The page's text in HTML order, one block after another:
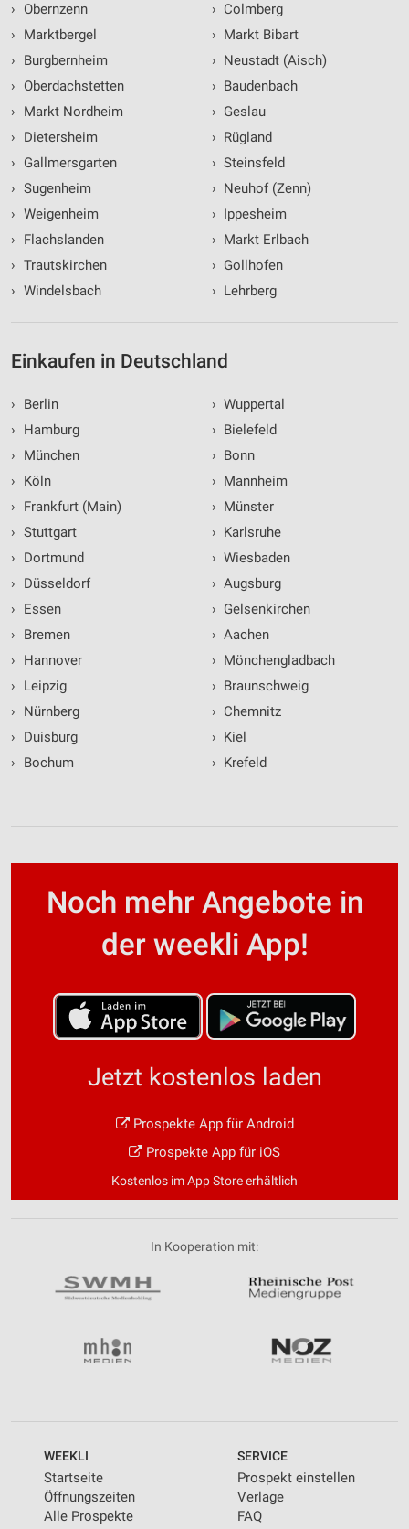
›
Obernzenn
›
Marktbergel
›
Burgbernheim
›
Oberdachstetten
›
Markt Nordheim
›
Dietersheim
›
Gallmersgarten
› Sugenheim
› Weigenheim
›
Flachslanden
› Trautskirchen
› Windelsbach
› Colmberg
› Markt Bibart
› Neustadt (Aisch)
› Baudenbach
› Geslau
› Rügland
› Steinsfeld
› Neuhof (Zenn)
› Ippesheim
› Markt Erlbach
› Gollhofen
› Lehrberg
Einkaufen in Deutschland
›
Berlin
›
Hamburg
›
München
›
Köln
›
Frankfurt (Main)
› Stuttgart
›
Dortmund
›
Düsseldorf
›
Essen
›
Bremen
›
Hannover
›
Leipzig
›
Nürnberg
›
Duisburg
›
Bochum
› Wuppertal
› Bielefeld
› Bonn
› Mannheim
› Münster
› Karlsruhe
› Wiesbaden
› Augsburg
› Gelsenkirchen
› Aachen
› Mönchengladbach
› Braunschweig
› Chemnitz
› Kiel
› Krefeld
Noch mehr Angebote in
der weekli App!
Jetzt kostenlos laden
Prospekte App für Android
Prospekte App für iOS
Kostenlos im App Store erhältlich
In Kooperation mit:
WEEKLI
Startseite
Öffnungszeiten
Alle Prospekte
SERVICE
Prospekt einstellen
Verlage
FAQ